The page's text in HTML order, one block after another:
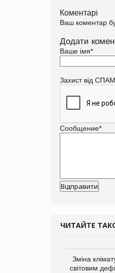
Коментарі
Ваш коментар
Додати
Ваше імя*
Захист від СПАМ
Сообщение*
ЧИТАЙТЕ
Зміна
світовим